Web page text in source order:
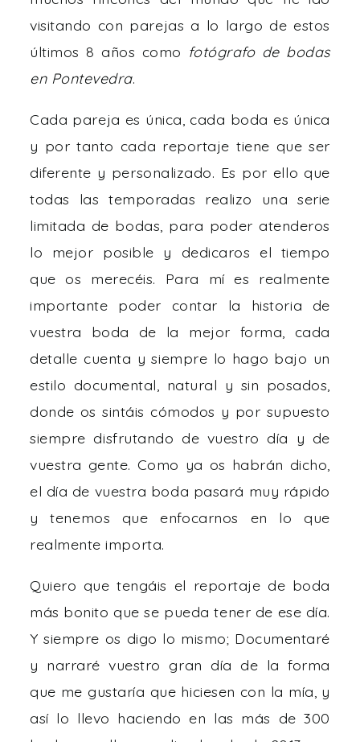
visitando con parejas a lo largo de estos
últimos 8 años como fotógrafo de bodas
en Pontevedra.
Cada pareja es única, cada boda es única
y por tanto cada reportaje tiene que ser
diferente y personalizado. Es por ello que
todas las temporadas realizo una serie
limitada de bodas, para poder atenderos
lo mejor posible y dedicaros el tiempo
que os merecéis. Para mí es realmente
importante poder contar la historia de
vuestra boda de la mejor forma, cada
detalle cuenta y siempre lo hago bajo un
estilo documental, natural y sin posados,
donde os sintáis cómodos y por supuesto
siempre disfrutando de vuestro día y de
vuestra gente. Como ya os habrán dicho,
el día de vuestra boda pasará muy rápido
y tenemos que enfocarnos en lo que
realmente importa.
Quiero que tengáis el reportaje de boda
más bonito que se pueda tener de ese día.
Y siempre os digo lo mismo; Documentaré
y narraré vuestro gran día de la forma
que me gustaría que hiciesen con la mía, y
así lo llevo haciendo en las más de 300